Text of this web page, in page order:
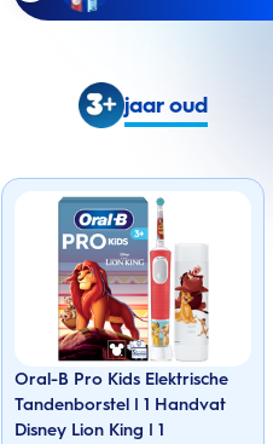
jaar oud
Oral-B Pro Kids Elektrische
Tandenborstel | 1 Handvat
Disney Lion King | 1